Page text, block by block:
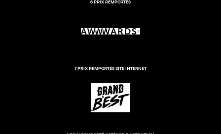
6 PRIX REMPORTÉS
7 PRIX REMPORTÉS SITE INTERNET